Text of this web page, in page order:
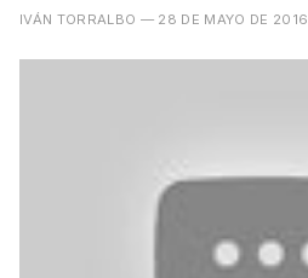
IVÁN TORRALBO — 28 DE MAYO DE 2016